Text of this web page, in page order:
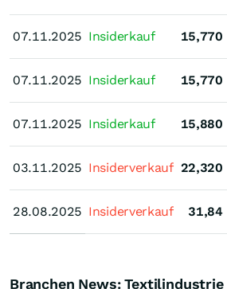
07.11.2025
07.11.2025
07.11.2025
03.11.2025
28.08.2025
07.11.2025 Insiderkauf 15,770
07.11.2025 Insiderkauf 15,770
07.11.2025 Insiderkauf 15,880
03.11.2025 Insiderverkauf 22,320
28.08.2025 Insiderverkauf 31,84
Branchen News: Textilindustrie